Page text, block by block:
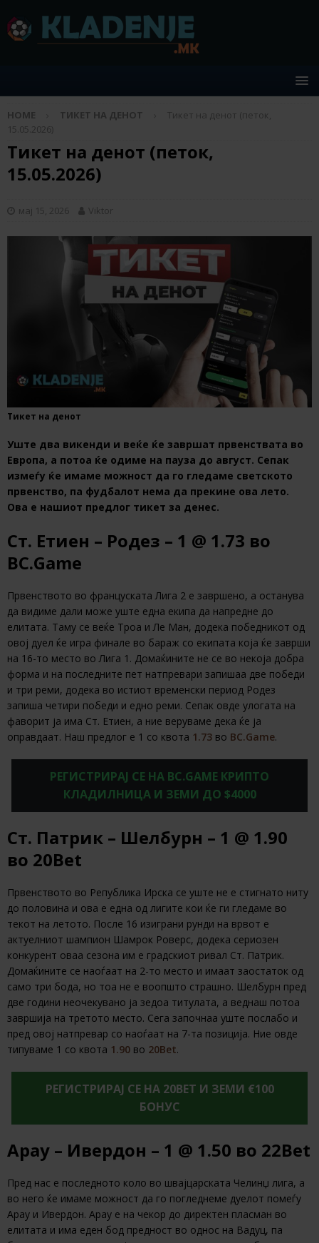
HOME ТИКЕТ НА ДЕНОТ
Тикет на денот (петок,
15.05.2026)
Тикет на денот (петок,
15.05.2026)
мај 15, 2026 Viktor
Тикет на денот
Уште два викенди и веќе ќе завршат првенствата во
Европа, а потоа ќе одиме на пауза до август. Сепак
измеѓу ќе имаме можност да го гледаме светското
првенство, па фудбалот нема да прекине ова лето.
Ова е нашиот предлог тикет за денес.
Ст. Етиен – Родез – 1 @ 1.73 во
BC.Game
Првенството во француската Лига 2 е завршено, а останува
да видиме дали може уште една екипа да напредне до
елитата. Таму се веќе Троа и Ле Ман, додека победникот од
овој дуел ќе игра финале во бараж со екипата која ќе заврши
на 16-то место во Лига 1. Домаќините не се во некоја добра
форма и на последните пет натпревари запишаа две победи
и три реми, додека во истиот временски период Родез
запиша четири победи и едно реми. Сепак овде улогата на
фаворит ја има Ст. Етиен, а ние веруваме дека ќе ја
оправдаат. Наш предлог е 1 со квота 1.73 во BC.Game.
РЕГИСТРИРАЈ СЕ НА BC.GAME КРИПТО
КЛАДИЛНИЦА И ЗЕМИ ДО $4000
Ст. Патрик – Шелбурн – 1 @ 1.90
во 20Bet
Првенството во Република Ирска се уште не е стигнато ниту
до половина и ова е една од лигите кои ќе ги гледаме во
текот на летото. После 16 изиграни рунди на врвот е
актуелниот шампион Шамрок Роверс, додека сериозен
конкурент оваа сезона им е градскиот ривал Ст. Патрик.
Домаќините се наоѓаат на 2-то место и имаат заостаток од
само три бода, но тоа не е воопшто страшно. Шелбурн пред
две години неочекувано ја зедоа титулата, а веднаш потоа
завршија на третото место. Сега започнаа уште послабо и
пред овој натпревар со наоѓаат на 7-та позиција. Ние овде
типуваме 1 со квота 1.90 во 20Bet.
РЕГИСТРИРАЈ СЕ НА 20BET И ЗЕМИ €100
БОНУС
Арау – Ивердон – 1 @ 1.50 во 22Bet
Пред нас е последното коло во швајцарската Челинџ лига, а
во него ќе имаме можност да го погледнеме дуелот помеѓу
Арау и Ивердон. Арау е на чекор до директен пласман во
елитата и има еден бод предност во однос на Вадуц, па